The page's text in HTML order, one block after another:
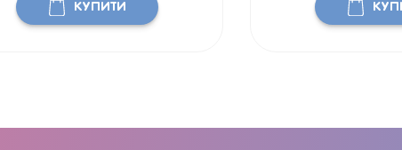
КУПИТИ